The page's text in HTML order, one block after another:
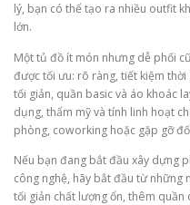
lý, bạn có thể tạo ra nhiều outfit
lớn.
Một tủ đồ ít món nhưng dễ phối
được tối ưu: rõ ràng, tiết kiệm thời
tối giản, quần basic và áo khoác
dụng, thẩm mỹ và tính linh hoạt
phòng, coworking hoặc gặp gỡ
Nếu bạn đang bắt đầu xây dựng
công nghệ, hãy bắt đầu từ những
tối giản chất lượng ổn, thêm